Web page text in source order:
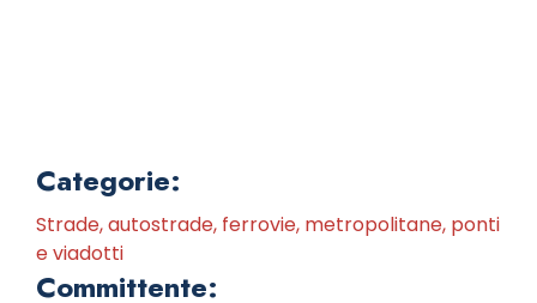
Categorie:
Strade, autostrade, ferrovie, metropolitane, ponti
e viadotti
Committente: